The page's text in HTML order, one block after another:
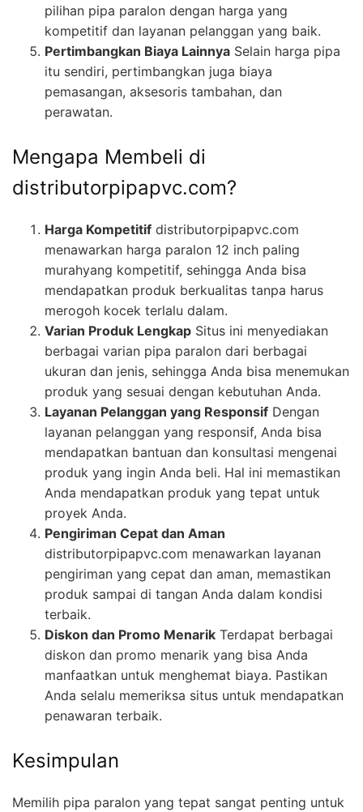
pilihan pipa paralon dengan harga yang
kompetitif dan layanan pelanggan yang baik.
Pertimbangkan Biaya Lainnya Selain harga pipa
itu sendiri, pertimbangkan juga biaya
pemasangan, aksesoris tambahan, dan
perawatan.
Mengapa Membeli di
distributorpipapvc.com?
Harga Kompetitif distributorpipapvc.com
menawarkan harga paralon 12 inch paling
murahyang kompetitif, sehingga Anda bisa
mendapatkan produk berkualitas tanpa harus
merogoh kocek terlalu dalam.
Varian Produk Lengkap Situs ini menyediakan
berbagai varian pipa paralon dari berbagai
ukuran dan jenis, sehingga Anda bisa menemukan
produk yang sesuai dengan kebutuhan Anda.
Layanan Pelanggan yang Responsif Dengan
layanan pelanggan yang responsif, Anda bisa
mendapatkan bantuan dan konsultasi mengenai
produk yang ingin Anda beli. Hal ini memastikan
Anda mendapatkan produk yang tepat untuk
proyek Anda.
Pengiriman Cepat dan Aman
distributorpipapvc.com menawarkan layanan
pengiriman yang cepat dan aman, memastikan
produk sampai di tangan Anda dalam kondisi
terbaik.
Diskon dan Promo Menarik Terdapat berbagai
diskon dan promo menarik yang bisa Anda
manfaatkan untuk menghemat biaya. Pastikan
Anda selalu memeriksa situs untuk mendapatkan
penawaran terbaik.
Kesimpulan
Memilih pipa paralon yang tepat sangat penting untuk